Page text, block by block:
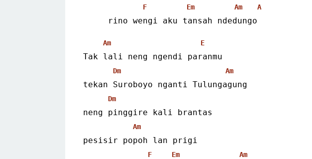
F Em Am A
rino wengi aku tansah ndedungo
Am E
Tak lali neng ngendi paranmu
Dm Am
tekan Suroboyo nganti Tulungagung
Dm
neng pinggire kali brantas
Am
pesisir popoh lan prigi
F Em Am